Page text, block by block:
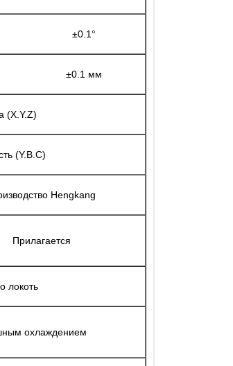
±0.1°
±0.1 мм
(X.Y.Z)
(Y.B.C)
Hengkang
Прилагается
локоть
охлаждением